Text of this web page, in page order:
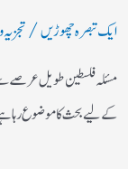
ایک تبصرہ چھوڑیں/تجزیہ
مسئلہ فلسطین طویل عرصے سے
کے لیے بحث کا موضوع رہا